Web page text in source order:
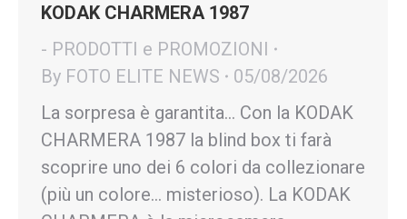
KODAK CHARMERA 1987
- PRODOTTI e PROMOZIONI
By FOTO ELITE NEWS
05/08/2026
La sorpresa è garantita… Con la KODAK
CHARMERA 1987 la blind box ti farà
scoprire uno dei 6 colori da collezionare
(più un colore… misterioso). La KODAK